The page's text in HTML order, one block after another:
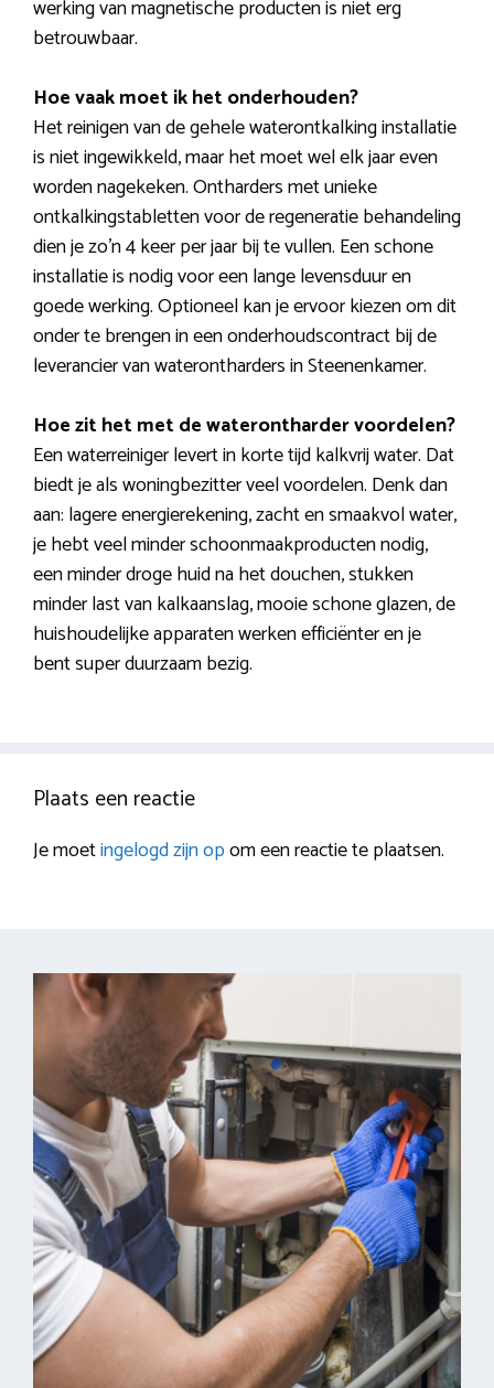
werking van magnetische producten is niet erg
betrouwbaar.
Hoe vaak moet ik het onderhouden?
Het reinigen van de gehele waterontkalking installatie
is niet ingewikkeld, maar het moet wel elk jaar even
worden nagekeken. Ontharders met unieke
ontkalkingstabletten voor de regeneratie behandeling
dien je zo’n 4 keer per jaar bij te vullen. Een schone
installatie is nodig voor een lange levensduur en
goede werking. Optioneel kan je ervoor kiezen om dit
onder te brengen in een onderhoudscontract bij de
leverancier van waterontharders in Steenenkamer.
Hoe zit het met de waterontharder voordelen?
Een waterreiniger levert in korte tijd kalkvrij water. Dat
biedt je als woningbezitter veel voordelen. Denk dan
aan: lagere energierekening, zacht en smaakvol water,
je hebt veel minder schoonmaakproducten nodig,
een minder droge huid na het douchen, stukken
minder last van kalkaanslag, mooie schone glazen, de
huishoudelijke apparaten werken efficiënter en je
bent super duurzaam bezig.
Plaats een reactie
Je moetingelogd zijn opom een reactie te plaatsen.